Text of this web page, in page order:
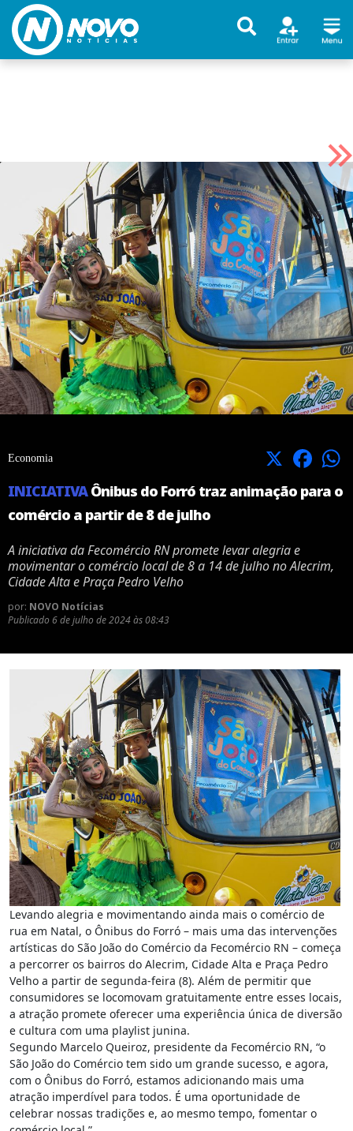
Economia X Facebook
INICIATIVAÔnibus do Forró traz animação para o
comércio a partir de 8 de julho
A iniciativa da Fecomércio RN promete levar alegria e
movimentar o comércio local de 8 a 14 de julho no Alecrim,
Cidade Alta e Praça Pedro Velho
por: NOVO Notícias
Publicado 6 de julho de 2024 às 08:43
Levando alegria e movimentando ainda mais o comércio de
rua em Natal, o Ônibus do Forró – mais uma das intervenções
artísticas do São João do Comércio da Fecomércio RN – começa
a percorrer os bairros do Alecrim, Cidade Alta e Praça Pedro
Velho a partir de segunda-feira (8). Além de permitir que
consumidores se locomovam gratuitamente entre esses locais,
a atração promete oferecer uma experiência única de diversão
e cultura com uma playlist junina.
Segundo Marcelo Queiroz, presidente da Fecomércio RN, “o
São João do Comércio tem sido um grande sucesso, e agora,
com o Ônibus do Forró, estamos adicionando mais uma
atração imperdível para todos. É uma oportunidade de
celebrar nossas tradições e, ao mesmo tempo, fomentar o